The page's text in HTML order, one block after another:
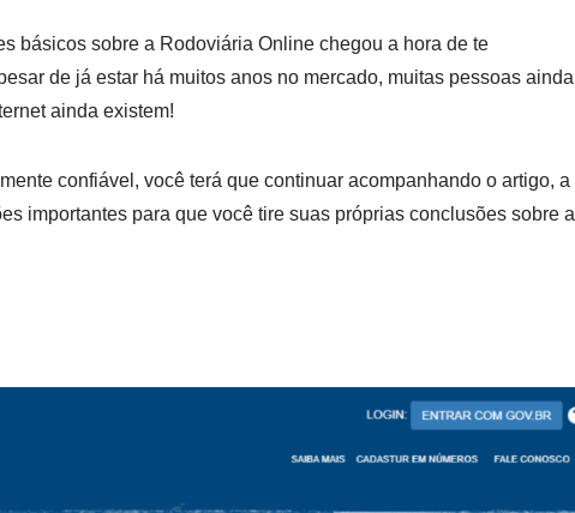
básicos sobre a Rodoviária Online chegou a hora de te
de já estar há muitos anos no mercado, muitas pessoas ainda
ainda existem!
confiável, você terá que continuar acompanhando o artigo, a
importantes para que você tire suas próprias conclusões sobre a